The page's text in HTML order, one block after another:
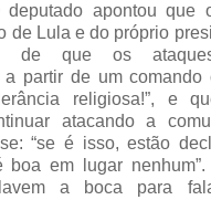
deputado apontou que
de Lula e do próprio
de que os
a partir de um comando
religiosa!”, e
atacando a
“se é isso, estão
boa em lugar nenhum”.
a boca para